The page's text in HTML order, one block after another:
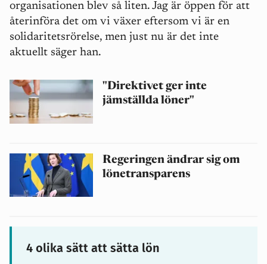
organisationen blev så liten. Jag är öppen för att
återinföra det om vi växer eftersom vi är en
solidaritetsrörelse, men just nu är det inte
aktuellt säger han.
"Direktivet ger inte
jämställda löner"
Regeringen ändrar sig om
lönetransparens
4 olika sätt att sätta lön